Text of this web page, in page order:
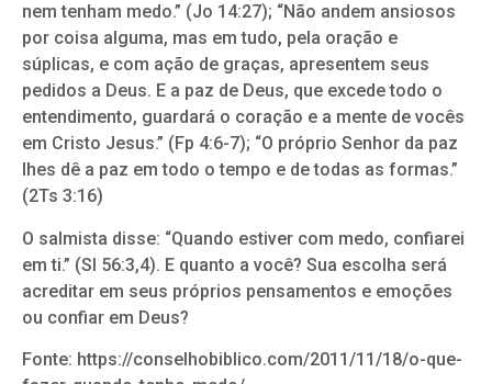
nem tenham medo.” (Jo 14:27); “Não andem ansiosos
por coisa alguma, mas em tudo, pela oração e
súplicas, e com ação de graças, apresentem seus
pedidos a Deus. E a paz de Deus, que excede todo o
entendimento, guardará o coração e a mente de vocês
em Cristo Jesus.” (Fp 4:6-7); “O próprio Senhor da paz
lhes dê a paz em todo o tempo e de todas as formas.”
(2Ts 3:16)
O salmista disse: “Quando estiver com medo, confiarei
em ti.” (Sl 56:3,4). E quanto a você? Sua escolha será
acreditar em seus próprios pensamentos e emoções
ou confiar em Deus?
Fonte: https://conselhobiblico.com/2011/11/18/o-que-